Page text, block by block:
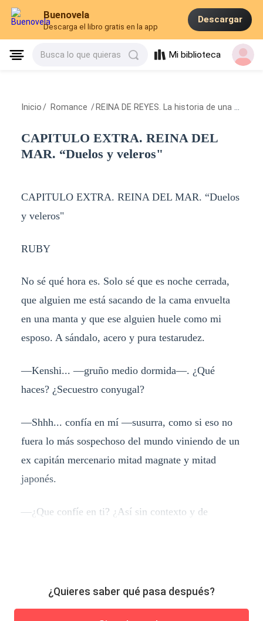
Buenovela
Descarga el libro gratis en la app
Descargar
Busca lo que quieras Mi biblioteca
Inicio / Romance / REINA DE REYES. La historia de una villana
CAPITULO EXTRA. REINA DEL
MAR. “Duelos y veleros"
CAPITULO EXTRA. REINA DEL MAR. “Duelos
y veleros"
RUBY
No sé qué hora es. Solo sé que es noche cerrada,
que alguien me está sacando de la cama envuelta
en una manta y que ese alguien huele como mi
esposo. A sándalo, acero y pura testarudez.
—Kenshi... —gruño medio dormida—. ¿Qué
haces? ¿Secuestro conyugal?
—Shhh... confía en mí —susurra, como si eso no
fuera lo más sospechoso del mundo viniendo de un
ex capitán mercenario mitad magnate y mitad
japonés.
—¿Que confíe en ti? ¿Así sin contexto y de
¿Quieres saber qué pasa después?